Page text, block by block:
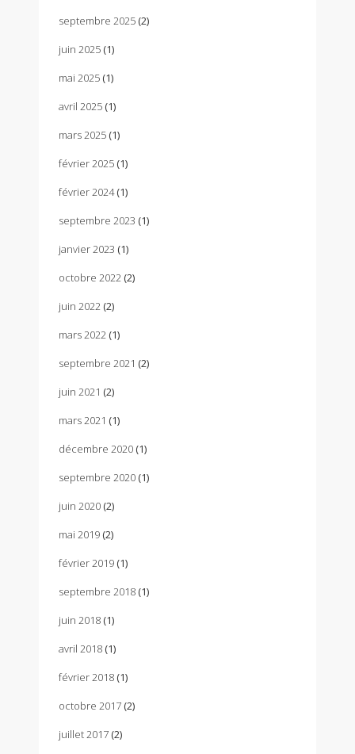
septembre 2025 (2)
juin 2025 (1)
mai 2025 (1)
avril 2025 (1)
mars 2025 (1)
février 2025 (1)
février 2024(1)
septembre 2023 (1)
janvier 2023 (1)
octobre 2022 (2)
juin 2022 (2)
mars 2022 (1)
septembre 2021 (2)
juin 2021 (2)
mars 2021 (1)
décembre 2020 (1)
septembre 2020 (1)
juin 2020 (2)
mai 2019 (2)
février 2019 (1)
septembre 2018 (1)
juin 2018 (1)
avril 2018 (1)
février 2018 (1)
octobre 2017 (2)
juillet 2017 (2)